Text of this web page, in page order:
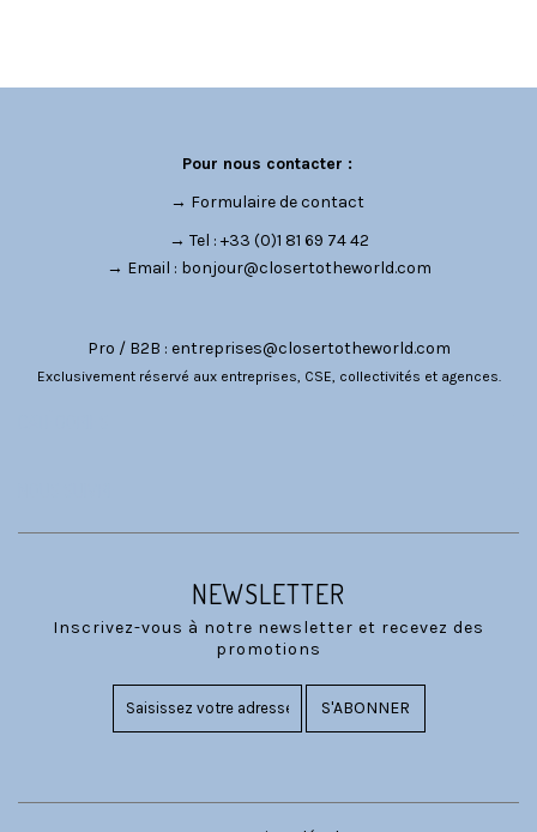
Pour nous contacter :
→ Formulaire de contact
→ Tel : +33 (0)1 81 69 74 42
→ Email : bonjour@closertotheworld.com
Pro / B2B : entreprises@closertotheworld.com
Exclusivement réservé aux entreprises, CSE, collectivités et agences.
NEWSLETTER
Inscrivez-vous à notre newsletter et recevez des
promotions
S'ABONNER